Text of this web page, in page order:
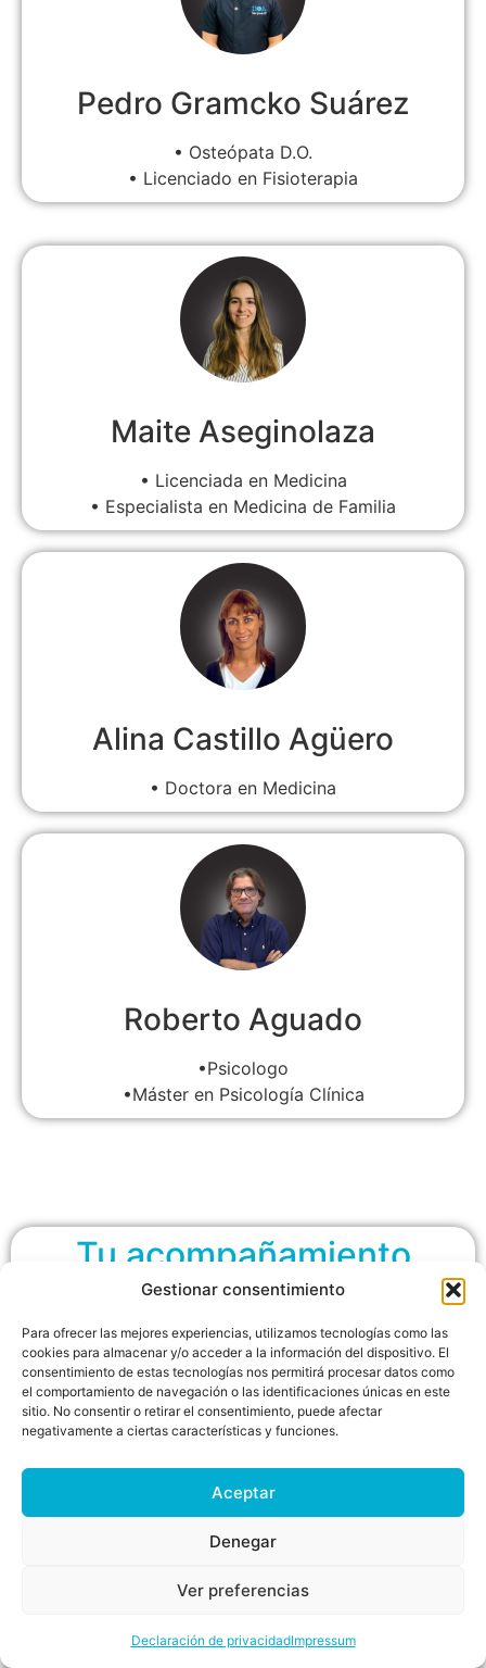
Gestionar consentimiento
Para ofrecer las mejores experiencias, utilizamos tecnologías como las
cookies para almacenar y/o acceder a la información del dispositivo. El
consentimiento de estas tecnologías nos permitirá procesar datos como
el comportamiento de navegación o las identificaciones únicas en este
sitio. No consentir o retirar el consentimiento, puede afectar
negativamente a ciertas características y funciones.
Aceptar
Denegar
Ver preferencias
Declaración de privacidadImpressum
Pedro Gramcko Suárez
• Osteópata D.O.
• Licenciado en Fisioterapia
Maite Aseginolaza
• Licenciada en Medicina
• Especialista en Medicina de Familia
Alina Castillo Agüero
• Doctora en Medicina
Roberto Aguado
•Psicologo
•Máster en Psicología Clínica
Tu acompañamiento
durante la formación
¡No estarás solo durante la
formación!
Sabemos lo importante que es el apoyo
constante. Por eso, te ofrecemos:
Tutor Personal: Disponible para resolver tus
dudas y orientarte.
Encuentros mensuales en Directo: Interactúa
con tutores y compañeros
Comunidad IIOA: Comparte experiencias y